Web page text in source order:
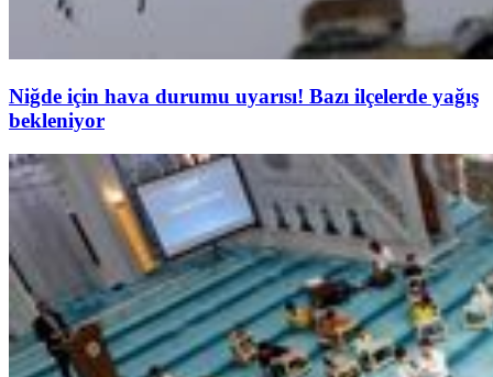
Niğde için hava durumu uyarısı! Bazı ilçelerde yağış
bekleniyor